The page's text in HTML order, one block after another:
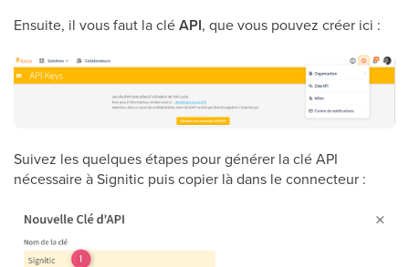
Ensuite, il vous faut la cléAPI, que vous pouvez créer ici :
Suivez les quelques étapes pour générer la clé API
nécessaire à Signitic puis copier là dans le connecteur :